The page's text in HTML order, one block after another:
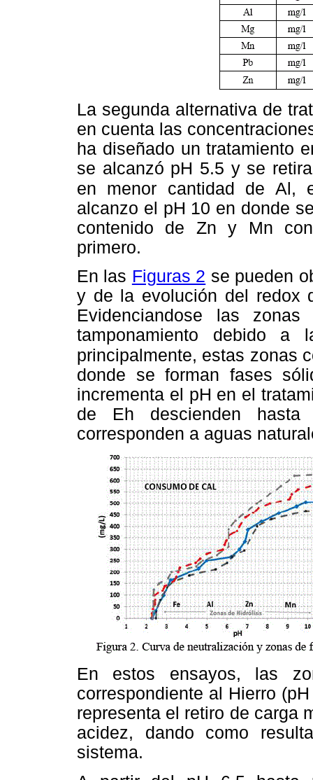
La segunda alternativa de
en cuenta las
ha diseñado un tratamiento
se alcanzó pH 5.5 y se
en menor cantidad de Al,
alcanzo el pH 10 en donde
contenido de Zn y Mn
primero.
En las Figuras 2 se pueden
y de la evolución del redox
Evidenciandose las
tamponamiento debido
principalmente, estas zonas
donde se forman fases
incrementa el pH en el
de Eh descienden
corresponden a aguas
En estos ensayos, las
correspondiente al Hierro
representa el retiro de carga
acidez, dando como
sistema.